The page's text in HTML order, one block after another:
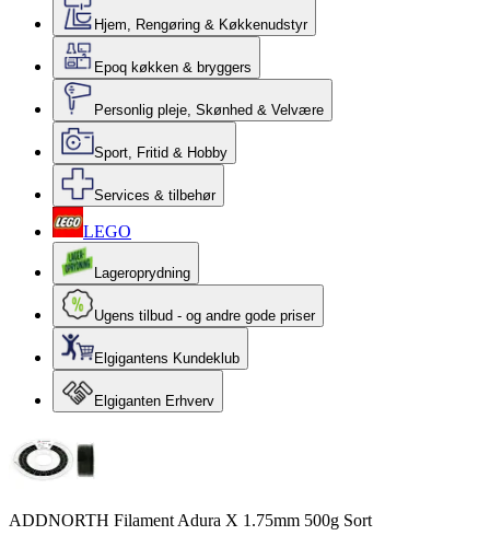
Hjem, Rengøring & Køkkenudstyr
Epoq køkken & bryggers
Personlig pleje, Skønhed & Velvære
Sport, Fritid & Hobby
Services & tilbehør
LEGO
Lageroprydning
Ugens tilbud - og andre gode priser
Elgigantens Kundeklub
Elgiganten Erhverv
ADDNORTH Filament Adura X 1.75mm 500g Sort